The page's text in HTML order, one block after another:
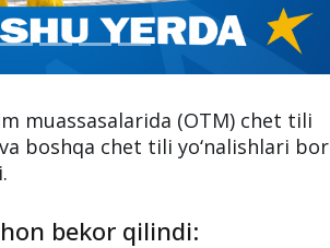
muassasalarida (OTM) chet tili
boshqa chet tili yo‘nalishlari bor
bekor qilindi: